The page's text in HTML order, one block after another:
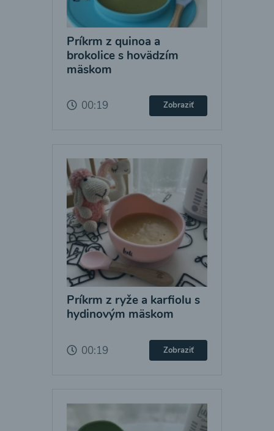
Príkrm z quinoa a
brokolice s hovädzím
mäskom
00:19 Zobraziť
Príkrm z ryže a karfiolu s
hydinovým mäskom
00:19 Zobraziť